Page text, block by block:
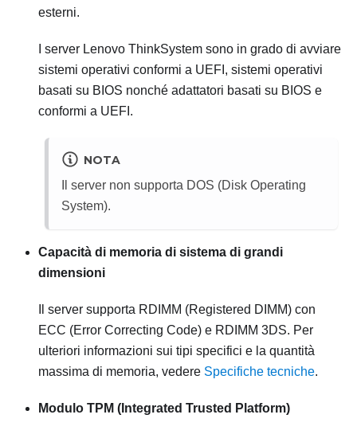
esterni.
I server Lenovo ThinkSystem sono in grado di avviare
sistemi operativi conformi a UEFI, sistemi operativi
basati su BIOS nonché adattatori basati su BIOS e
conformi a UEFI.
NOTA
Il server non supporta DOS (Disk Operating
System).
Capacità di memoria di sistema di grandi
dimensioni
Il server supporta RDIMM (Registered DIMM) con
ECC (Error Correcting Code) e RDIMM 3DS. Per
ulteriori informazioni sui tipi specifici e la quantità
massima di memoria, vedere Specifiche tecniche.
Modulo TPM (Integrated Trusted Platform)